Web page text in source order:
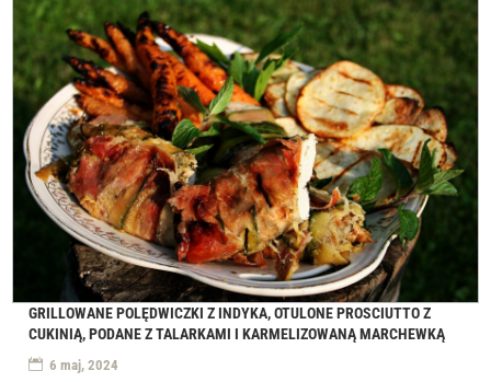
GRILLOWANE POLĘDWICZKI Z INDYKA, OTULONE PROSCIUTTO Z
CUKINIĄ, PODANE Z TALARKAMI I KARMELIZOWANĄ MARCHEWKĄ
6 maj, 2024